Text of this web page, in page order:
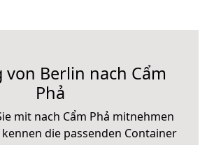
von Berlin nach Cẩm
Phả
mit nach Cẩm Phả mitnehmen
die passenden Container